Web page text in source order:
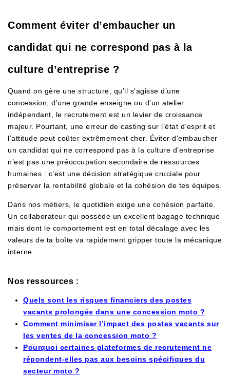
Comment éviter d’embaucher un
candidat qui ne correspond pas à la
culture d’entreprise ?
Quand on gère une structure, qu’il s’agisse d’une
concession, d’une grande enseigne ou d’un atelier
indépendant, le recrutement est un levier de croissance
majeur. Pourtant, une erreur de casting sur l’état d’esprit et
l’attitude peut coûter extrêmement cher. Éviter d’embaucher
un candidat qui ne correspond pas à la culture d’entreprise
n’est pas une préoccupation secondaire de ressources
humaines : c’est une décision stratégique cruciale pour
préserver la rentabilité globale et la cohésion de tes équipes.
Dans nos métiers, le quotidien exige une cohésion parfaite.
Un collaborateur qui possède un excellent bagage technique
mais dont le comportement est en total décalage avec les
valeurs de ta boîte va rapidement gripper toute la mécanique
interne.
Nos ressources :
Quels sont les risques financiers des postes
vacants prolongés dans une concession moto ?
Comment minimiser l’impact des postes vacants sur
les ventes de la concession moto ?
Pourquoi certaines plateformes de recrutement ne
répondent-elles pas aux besoins spécifiques du
secteur moto ?